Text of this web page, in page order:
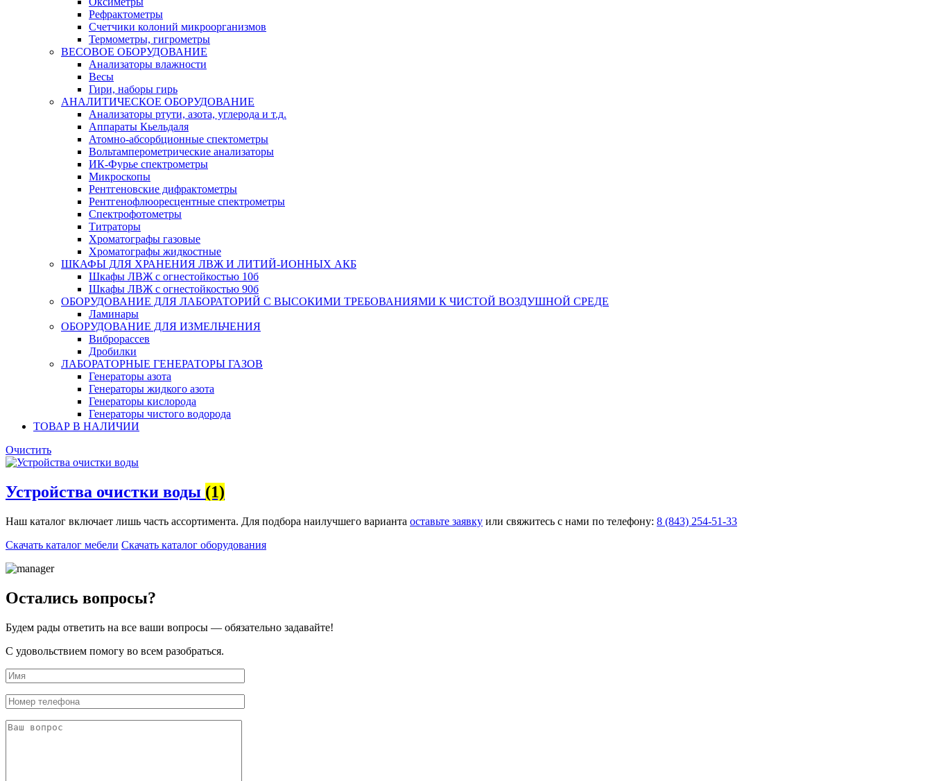
Рефрактометры
Счетчики колоний микроорганизмов
Термометры, гигрометры
ВЕСОВОЕ ОБОРУДОВАНИЕ
Анализаторы влажности
Весы
Гири, наборы гирь
АНАЛИТИЧЕСКОЕ ОБОРУДОВАНИЕ
Анализаторы ртути, азота, углерода и т.д.
Аппараты Кьельдаля
Атомно-абсорбционные спектометры
Вольтамперометрические анализаторы
ИК-Фурье спектрометры
Микроскопы
Рентгеновские дифрактометры
Рентгенофлюоресцентные спектрометры
Спектрофотометры
Титраторы
Хроматографы газовые
Хроматографы жидкостные
ШКАФЫ ДЛЯ ХРАНЕНИЯ ЛВЖ И ЛИТИЙ-ИОННЫХ АКБ
Шкафы ЛВЖ с огнестойкостью 10б
Шкафы ЛВЖ с огнестойкостью 90б
ОБОРУДОВАНИЕ ДЛЯ ЛАБОРАТОРИЙ С ВЫСОКИМИ ТРЕБОВАНИЯМИ К ЧИСТОЙ ВОЗДУШНОЙ СРЕДЕ
Ламинары
ОБОРУДОВАНИЕ ДЛЯ ИЗМЕЛЬЧЕНИЯ
Виброрассев
Дробилки
ЛАБОРАТОРНЫЕ ГЕНЕРАТОРЫ ГАЗОВ
Генераторы азота
Генераторы жидкого азота
Генераторы кислорода
Генераторы чистого водорода
ТОВАР В НАЛИЧИИ
Очистить
Устройства очистки воды (1)
Наш каталог включает лишь часть ассортимента. Для подбора наилучшего варианта оставьте заявку или свяжитесь с нами по телефону: 8 (843) 254-51-33
Скачать каталог мебели Скачать каталог оборудования
Остались вопросы?
Будем рады ответить на все ваши вопросы — обязательно задавайте!
С удовольствием помогу во всем разобраться.